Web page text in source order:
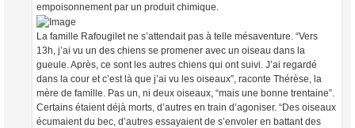
empoisonnement par un produit chimique.
La famille Rafougilet ne s’attendait pas à telle mésaventure. “Vers
13h, j’ai vu un des chiens se promener avec un oiseau dans la
gueule. Après, ce sont les autres chiens qui ont suivi. J’ai regardé
dans la cour et c’est là que j’ai vu les oiseaux”, raconte Thérèse, la
mère de famille. Pas un, ni deux oiseaux, “mais une bonne trentaine”.
Certains étaient déjà morts, d’autres en train d’agoniser. “Des oiseaux
écumaient du bec, d’autres essayaient de s’envoler en battant des